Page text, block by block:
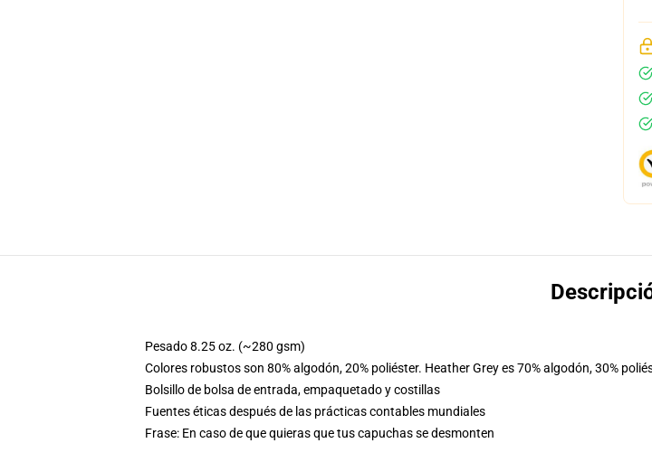
Pesado 8.25 oz. (~280 gsm)
Colores robustos son 80% algodón, 20% poliéster. Heather Grey es 70% algodón, 30%
Bolsillo de bolsa de entrada, empaquetado y costillas
Fuentes éticas después de las prácticas contables mundiales
Frase: En caso de que quieras que tus capuchas se desmonten